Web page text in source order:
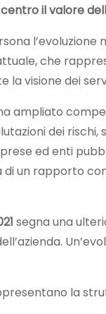
il valore
che
visione dei
ha ampliato
dei
ed enti
un rapporto
segna una
la